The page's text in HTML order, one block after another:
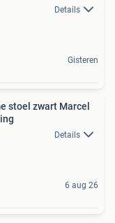
Details
Gisteren
stoel zwart Marcel
Details
6 aug 26